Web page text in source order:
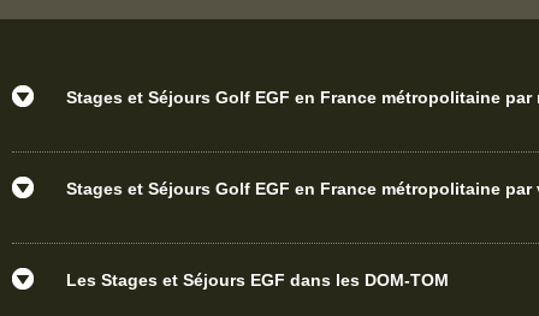
Stages et Séjours Golf EGF en France métropolitaine par
Stages et Séjours Golf EGF en France métropolitaine par
Les Stages et Séjours EGF dans les DOM-TOM